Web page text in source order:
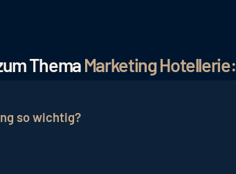
ThemaMarketing Hotellerie:
so wichtig?